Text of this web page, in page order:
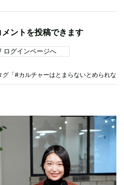
ントを投稿できます
ログインページへ
グ「#カルチャーはとまらないとめられな